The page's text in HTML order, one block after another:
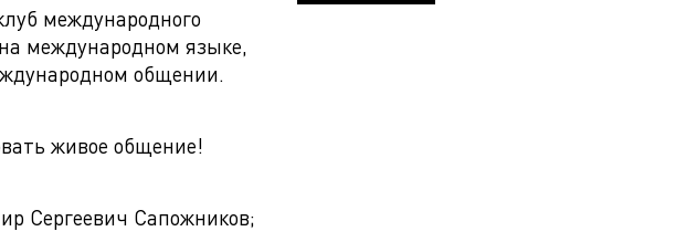
международного
международном языке,
общении.
живое общение!
Сергеевич Сапожников;